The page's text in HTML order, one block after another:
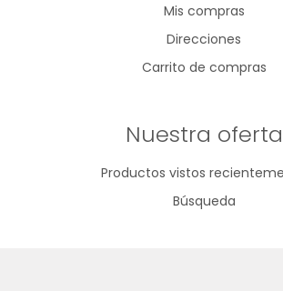
Mis compras
Direcciones
Carrito de compras
Nuestra oferta
Productos vistos
Búsqueda